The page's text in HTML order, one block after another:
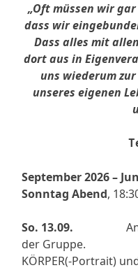
„Oft müssen wir
dass wir
Dass alles mit
dort aus in
uns wiederum
unseres eigenen
September 2026 –
Sonntag Abend,
So. 13.09.
der Gruppe.
KÖRPER(-Portrait)